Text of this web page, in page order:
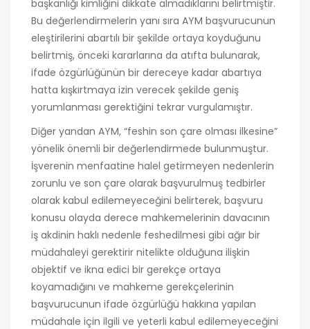
başkanlığı kimliğini dikkate almadıklarını belirtmiştir.
Bu değerlendirmelerin yanı sıra AYM başvurucunun
eleştirilerini abartılı bir şekilde ortaya koyduğunu
belirtmiş, önceki kararlarına da atıfta bulunarak,
ifade özgürlüğünün bir dereceye kadar abartıya
hatta kışkırtmaya izin verecek şekilde geniş
yorumlanması gerektiğini tekrar vurgulamıştır.
Diğer yandan AYM, “feshin son çare olması ilkesine”
yönelik önemli bir değerlendirmede bulunmuştur.
İşverenin menfaatine halel getirmeyen nedenlerin
zorunlu ve son çare olarak başvurulmuş tedbirler
olarak kabul edilemeyeceğini belirterek, başvuru
konusu olayda derece mahkemelerinin davacının
iş akdinin haklı nedenle feshedilmesi gibi ağır bir
müdahaleyi gerektirir nitelikte olduğuna ilişkin
objektif ve ikna edici bir gerekçe ortaya
koyamadığını ve mahkeme gerekçelerinin
başvurucunun ifade özgürlüğü hakkına yapılan
müdahale için ilgili ve yeterli kabul edilemeyeceğini